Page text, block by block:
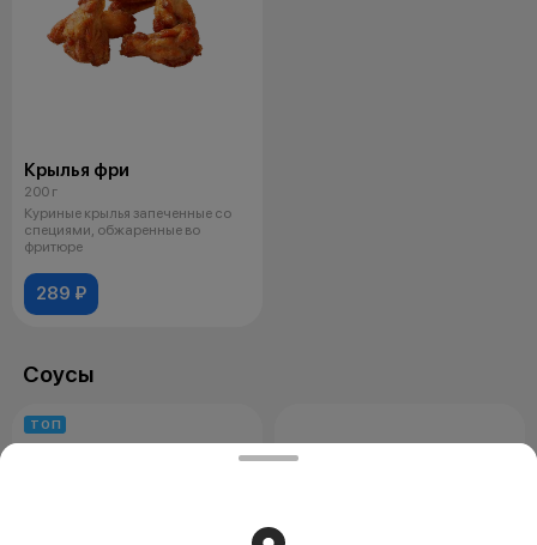
Крылья фри
200 г
Куриные крылья запеченные со
специями, обжаренные во
фритюре
289 ₽
Соусы
ТОП